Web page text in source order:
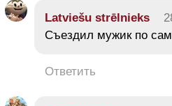
Latviešu strēlnieks
Съездил мужик по
Ответить